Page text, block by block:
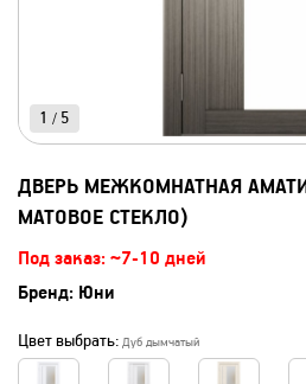
1 / 5
ДВЕРЬ МЕЖКОМНАТНАЯ
МАТОВОЕ СТЕКЛО)
Под заказ: ~7-10 дней
Бренд: Юни
Цвет выбрать: Дуб дымчатый